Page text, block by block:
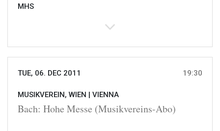
MHS
TUE, 06. DEC 2011 19:30
MUSIKVEREIN, WIEN | VIENNA
Bach: Hohe Messe (Musikvereins-Abo)